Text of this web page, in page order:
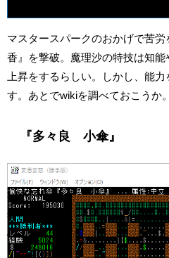
マスタースパークのおかげで苦
香』を撃破。魔理沙の特技は知
上昇をするらしい。しかし、能
す。あとでwikiを調べておこうか。
『多々良 小傘』